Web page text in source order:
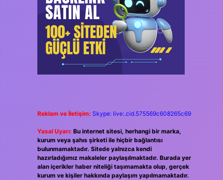
Reklam ve İletişim: Skype: live:.cid.575569c608265c69
Yasal Uyarı: Bu internet sitesi, herhangi bir marka,
kurum veya şahıs şirketi ile hiçbir bağlantısı
bulunmamaktadır. Sitede yalnızca kendi
hazırladığımız makaleler paylaşılmaktadır. Burada yer
alan içerikler haber niteliği taşımamakta olup, gerçek
kurum ve kişiler hakkında paylaşım yapılmamaktadır.